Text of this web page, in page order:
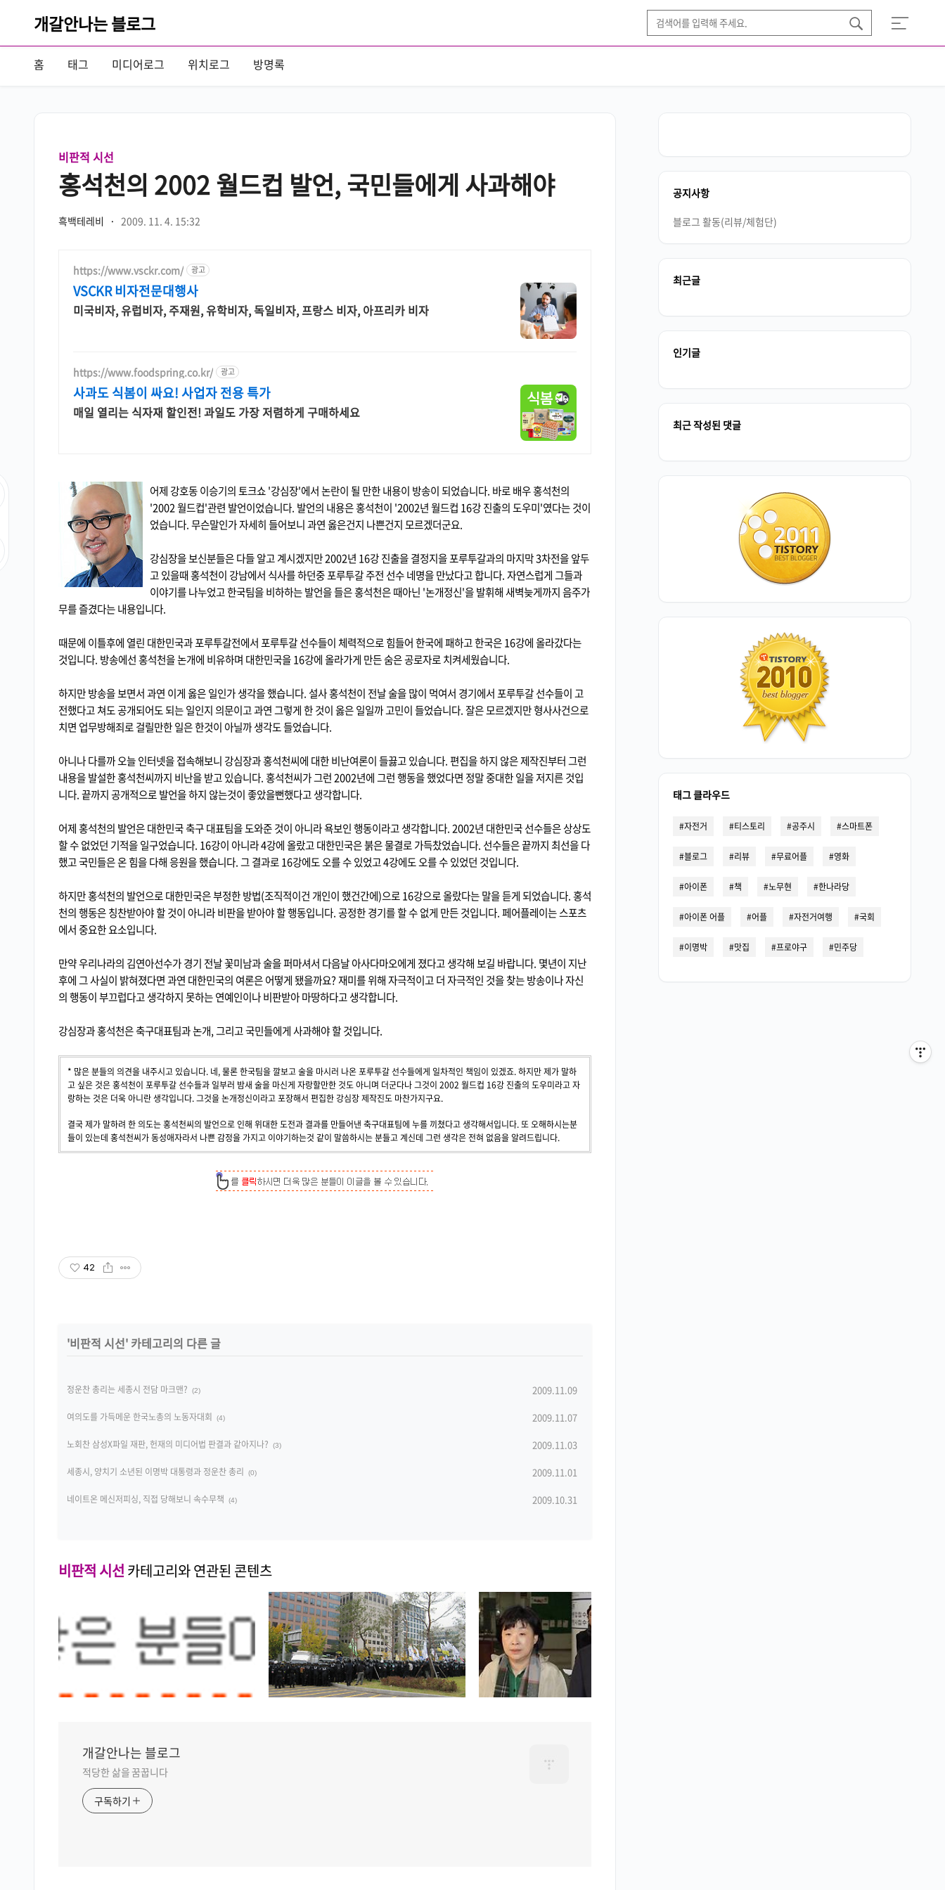
개갈안나는 블로그
홈 태그 미디어로그 위치로그 방명록
비판적 시선
홍석천의 2002 월드컵 발언, 국민들에게 사과해야
흑백테레비 · 2009. 11. 4. 15:32
https://www.vsckr.com/ 광고
VSCKR 비자전문대행사
미국비자, 유럽비자, 주재원, 유학비자, 독일비자, 프랑스 비자, 아프리카 비자
https://www.foodspring.co.kr/ 광고
사과도 식봄이 싸요! 사업자 전용 특가
매일 열리는 식자재 할인전! 과일도 가장 저렴하게 구매하세요
어제 강호동 이승기의 토크쇼 '강심장'에서 논란이 될 만한 내용이 방송이 되었습니다. 바로 배우 홍석천의
'2002 월드컵'관련 발언이었습니다. 발언의 내용은 홍석천이 '2002년 월드컵 16강 진출의 도우미'였다는 것이
었습니다. 무슨말인가 자세히 들어보니 과연 옳은건지 나쁜건지 모르겠더군요.
강심장을 보신분들은 다들 알고 계시겠지만 2002년 16강 진출을 결정지을 포루투갈과의 마지막 3차전을 앞두
고 있을때 홍석천이 강남에서 식사를 하던중 포루투갈 주전 선수 네명을 만났다고 합니다. 자연스럽게 그들과
이야기를 나누었고 한국팀을 비하하는 발언을 들은 홍석천은 때아닌 '논개정신'을 발휘해 새벽늦게까지 음주가
무를 즐겼다는 내용입니다.
때문에 이틀후에 열린 대한민국과 포루투갈전에서 포루투갈 선수들이 체력적으로 힘들어 한국에 패하고 한국은 16강에 올라갔다는
것입니다. 방송에선 홍석천을 논개에 비유하며 대한민국을 16강에 올라가게 만든 숨은 공로자로 치켜세웠습니다.
하지만 방송을 보면서 과연 이게 옳은 일인가 생각을 했습니다. 설사 홍석천이 전날 술을 많이 먹여서 경기에서 포루투갈 선수들이 고
전했다고 쳐도 공개되어도 되는 일인지 의문이고 과연 그렇게 한 것이 옳은 일일까 고민이 들었습니다. 잘은 모르겠지만 형사사건으로
치면 업무방해죄로 걸릴만한 일은 한것이 아닐까 생각도 들었습니다.
아니나 다를까 오늘 인터넷을 접속해보니 강심장과 홍석천씨에 대한 비난여론이 들끓고 있습니다. 편집을 하지 않은 제작진부터 그런
내용을 발설한 홍석천씨까지 비난을 받고 있습니다. 홍석천씨가 그런 2002년에 그런 행동을 했었다면 정말 중대한 일을 저지른 것입
니다. 끝까지 공개적으로 발언을 하지 않는것이 좋았을뻔했다고 생각합니다.
어제 홍석천의 발언은 대한민국 축구 대표팀을 도와준 것이 아니라 욕보인 행동이라고 생각합니다. 2002년 대한민국 선수들은 상상도
할 수 없었던 기적을 일구었습니다. 16강이 아니라 4강에 올랐고 대한민국은 붉은 물결로 가득찼었습니다. 선수들은 끝까지 최선을 다
했고 국민들은 온 힘을 다해 응원을 했습니다. 그 결과로 16강에도 오를 수 있었고 4강에도 오를 수 있었던 것입니다.
하지만 홍석천의 발언으로 대한민국은 부정한 방법(조직적이건 개인이 했건간에)으로 16강으로 올랐다는 말을 듣게 되었습니다. 홍석
천의 행동은 칭찬받아야 할 것이 아니라 비판을 받아야 할 행동입니다. 공정한 경기를 할 수 없게 만든 것입니다. 페어플레이는 스포츠
에서 중요한 요소입니다.
만약 우리나라의 김연아선수가 경기 전날 꽃미남과 술을 퍼마셔서 다음날 아사다마오에게 졌다고 생각해 보길 바랍니다. 몇년이 지난
후에 그 사실이 밝혀졌다면 과연 대한민국의 여론은 어떻게 됐을까요? 재미를 위해 자극적이고 더 자극적인 것을 찾는 방송이나 자신
의 행동이 부끄럽다고 생각하지 못하는 연예인이나 비판받아 마땅하다고 생각합니다.
강심장과 홍석천은 축구대표팀과 논개, 그리고 국민들에게 사과해야 할 것입니다.
* 많은 분들의 의견을 내주시고 있습니다. 네, 물론 한국팀을 깔보고 술을 마시러 나온 포루투갈 선수들에게 일차적인 책임이 있겠죠. 하지만 제가 말하
고 싶은 것은 홍석천이 포루투갈 선수들과 일부러 밤새 술을 마신게 자랑할만한 것도 아니며 더군다나 그것이 2002 월드컵 16강 진출의 도우미라고 자
랑하는 것은 더욱 아니란 생각입니다. 그것을 논개정신이라고 포장해서 편집한 강심장 제작진도 마찬가지구요.
결국 제가 말하려 한 의도는 홍석천씨의 발언으로 인해 위대한 도전과 결과를 만들어낸 축구대표팀에 누를 끼쳤다고 생각해서입니다. 또 오해하시는분
들이 있는데 홍석천씨가 동성애자라서 나쁜 감정을 가지고 이야기하는것 같이 말씀하시는 분들고 계신데 그런 생각은 전혀 없음을 알려드립니다.
42
'비판적 시선' 카테고리의 다른 글
정운찬 총리는 세종시 전담 마크맨? (2) 2009.11.09
여의도를 가득메운 한국노총의 노동자대회 (4) 2009.11.07
노회찬 삼성X파일 재판, 헌재의 미디어법 판결과 같아지나? (3) 2009.11.03
세종시, 양치기 소년된 이명박 대통령과 정운찬 총리 (0) 2009.11.01
네이트온 메신저피싱, 직접 당해보니 속수무책 (4) 2009.10.31
비판적 시선 카테고리와 연관된 콘텐츠
개갈안나는 블로그
적당한 삶을 꿈꿉니다
구독하기
공지사항
블로그 활동(리뷰/체험단)
최근글
인기글
최근 작성된 댓글
태그 클라우드
자전거 티스토리 공주시 스마트폰
블로그 리뷰 무료어플 영화
아이폰 책 노무현 한나라당
아이폰 어플 어플 자전거여행 국회
이명박 맛집 프로야구 민주당